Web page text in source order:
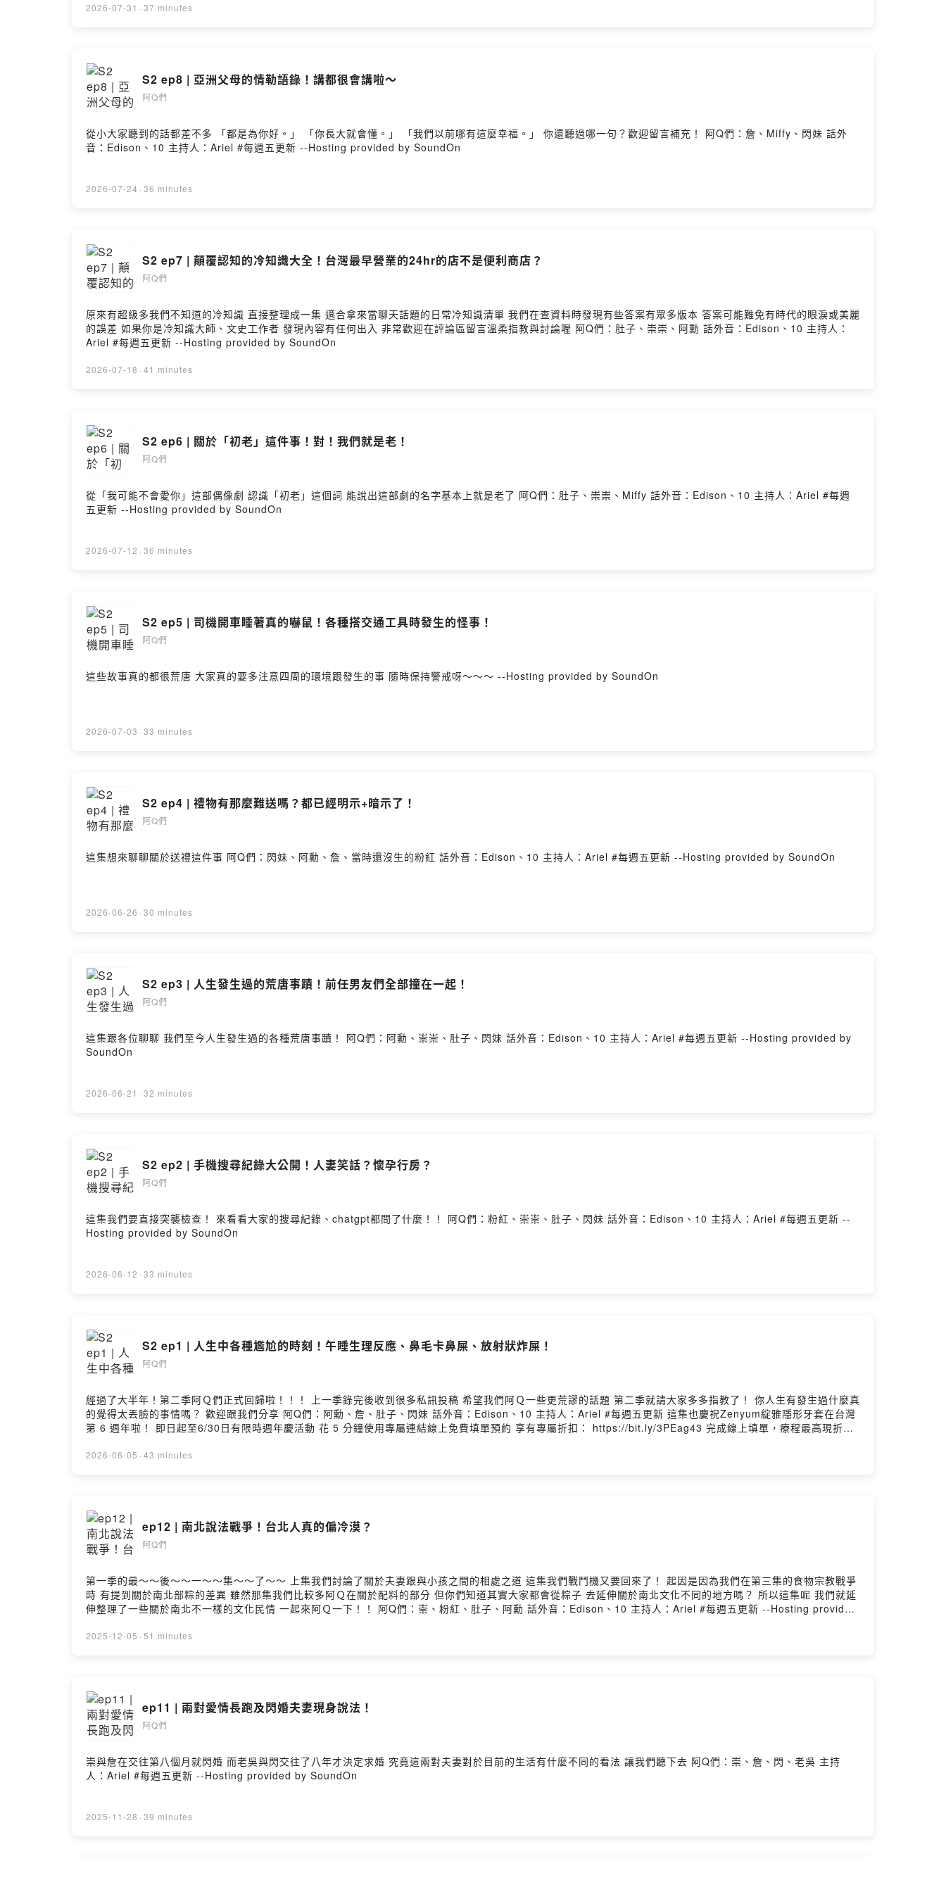
2026-07-31 · 37 minutes
S2 ep8 | 亞洲父母的情勒語錄！講都很會講啦～
阿Q們
從小大家聽到的話都差不多 「都是為你好。」 「你長大就會懂。」 「我們以前哪有這麼幸福。」 你還聽過哪一句？歡迎留言補充！ 阿Q們：詹、Miffy、閃妹 話外
音：Edison、10 主持人：Ariel #每週五更新 --Hosting provided by SoundOn
2026-07-24 · 36 minutes
S2 ep7 | 顛覆認知的冷知識大全！台灣最早營業的24hr的店不是便利商店？
阿Q們
原來有超級多我們不知道的冷知識 直接整理成一集 適合拿來當聊天話題的日常冷知識清單 我們在查資料時發現有些答案有眾多版本 答案可能難免有時代的眼淚或美麗
的誤差 如果你是冷知識大師、文史工作者 發現內容有任何出入 非常歡迎在評論區留言溫柔指教與討論喔 阿Q們：肚子、崇崇、阿勳 話外音：Edison、10 主持人：
Ariel #每週五更新 --Hosting provided by SoundOn
2026-07-18 · 41 minutes
S2 ep6 | 關於「初老」這件事！對！我們就是老！
阿Q們
從「我可能不會愛你」這部偶像劇 認識「初老」這個詞 能說出這部劇的名字基本上就是老了 阿Q們：肚子、崇崇、Miffy 話外音：Edison、10 主持人：Ariel #每週
五更新 --Hosting provided by SoundOn
2026-07-12 · 36 minutes
S2 ep5 | 司機開車睡著真的嚇鼠！各種搭交通工具時發生的怪事！
阿Q們
這些故事真的都很荒唐 大家真的要多注意四周的環境跟發生的事 隨時保持警戒呀～～～ --Hosting provided by SoundOn
2026-07-03 · 33 minutes
S2 ep4 | 禮物有那麼難送嗎？都已經明示+暗示了！
阿Q們
這集想來聊聊關於送禮這件事 阿Q們：閃妹、阿勳、詹、當時還沒生的粉紅 話外音：Edison、10 主持人：Ariel #每週五更新 --Hosting provided by SoundOn
2026-06-26 · 30 minutes
S2 ep3 | 人生發生過的荒唐事蹟！前任男友們全部撞在一起！
阿Q們
這集跟各位聊聊 我們至今人生發生過的各種荒唐事蹟！ 阿Q們：阿勳、崇崇、肚子、閃妹 話外音：Edison、10 主持人：Ariel #每週五更新 --Hosting provided by
SoundOn
2026-06-21 · 32 minutes
S2 ep2 | 手機搜尋紀錄大公開！人妻笑話？懷孕行房？
阿Q們
這集我們要直接突襲檢查！ 來看看大家的搜尋紀錄、chatgpt都問了什麼！！ 阿Q們：粉紅、崇崇、肚子、閃妹 話外音：Edison、10 主持人：Ariel #每週五更新 --
Hosting provided by SoundOn
2026-06-12 · 33 minutes
S2 ep1 | 人生中各種尷尬的時刻！午睡生理反應、鼻毛卡鼻屎、放射狀炸屎！
阿Q們
經過了大半年！第二季阿Ｑ們正式回歸啦！！！ 上一季錄完後收到很多私訊投稿 希望我們阿Ｑ一些更荒謬的話題 第二季就請大家多多指教了！ 你人生有發生過什麼真
的覺得太丟臉的事情嗎？ 歡迎跟我們分享 阿Q們：阿勳、詹、肚子、閃妹 話外音：Edison、10 主持人：Ariel #每週五更新 這集也慶祝Zenyum綻雅隱形牙套在台灣
第 6 週年啦！ 即日起至6/30日有限時週年慶活動 花 5 分鐘使用專屬連結線上免費填單預約 享有專屬折扣： https://bit.ly/3PEag43 完成線上填單，療程最高現折
分期零利率 小資族也能無痛負擔！ ▶從開始就優雅輕鬆：先線上免費預約、確認合適再去診所 療程開始之後專屬App由1v1真人客服和醫師追蹤療程進度！ ▶全面安
2026-06-05 · 43 minutes
ep12 | 南北說法戰爭！台北人真的偏冷漠？
阿Q們
第一季的最～～後～～一～～集～～了～～ 上集我們討論了關於夫妻跟與小孩之間的相處之道 這集我們戰鬥機又要回來了！ 起因是因為我們在第三集的食物宗教戰爭
時 有提到關於南北部粽的差異 雖然那集我們比較多阿Ｑ在關於配料的部分 但你們知道其實大家都會從粽子 去延伸關於南北文化不同的地方嗎？ 所以這集呢 我們就延
伸整理了一些關於南北不一樣的文化民情 一起來阿Ｑ一下！！ 阿Q們：崇、粉紅、肚子、阿勳 話外音：Edison、10 主持人：Ariel #每週五更新 --Hosting provided
2025-12-05 · 51 minutes
ep11 | 兩對愛情長跑及閃婚夫妻現身說法！
阿Q們
崇與詹在交往第八個月就閃婚 而老吳與閃交往了八年才決定求婚 究竟這兩對夫妻對於目前的生活有什麼不同的看法 讓我們聽下去 阿Q們：崇、詹、閃、老吳 主持
人：Ariel #每週五更新 --Hosting provided by SoundOn
2025-11-28 · 39 minutes